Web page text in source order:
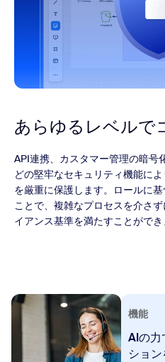
あらゆるレベルで
API連携、カスタマー管理の暗号
どの堅牢なセキュリティ機能に
を厳重に保護します。ロールに
ことで、複雑なプロセスを介さ
イアンス基準を満たすことができ
機能
AIの力
ショ